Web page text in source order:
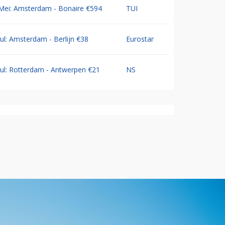
Amsterdam - Bonaire €594 TUI
Amsterdam - Berlijn €38 Eurostar
Rotterdam - Antwerpen €21 NS